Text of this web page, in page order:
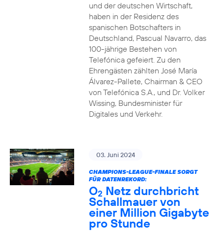
und der deutschen Wirtschaft,
haben in der Residenz des
spanischen Botschafters in
Deutschland, Pascual Navarro, das
100-jährige Bestehen von
Telefónica gefeiert. Zu den
Ehrengästen zählten José María
Álvarez-Pallete, Chairman & CEO
von Telefónica S.A., und Dr. Volker
Wissing, Bundesminister für
Digitales und Verkehr.
03. Juni 2024
CHAMPIONS-LEAGUE-FINALE SORGT
FÜR DATENREKORD:
O2 Netz durchbricht
Schallmauer von
einer Million Gigabyte
pro Stunde